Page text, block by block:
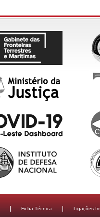
Ficha Técnica Ligações